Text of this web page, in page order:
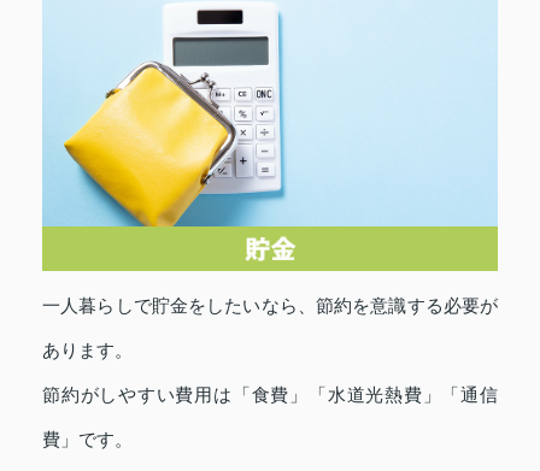
一人暮らしで貯金をしたいなら、節約を意識する必要が
あります。
節約がしやすい費用は「食費」「水道光熱費」「通信
費」です。